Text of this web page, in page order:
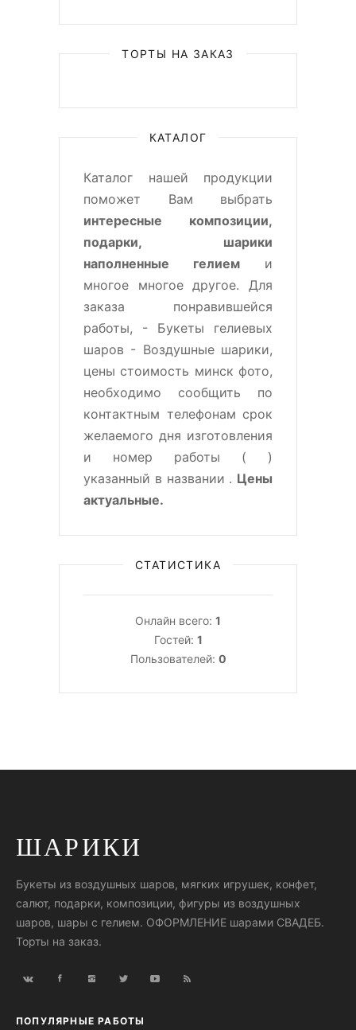
ТОРТЫ НА ЗАКАЗ
КАТАЛОГ
Каталог нашей продукции
поможет Вам выбрать
интересные композиции,
подарки, шарики
наполненные гелием и
многое многое другое. Для
заказа понравившейся
работы, - Букеты гелиевых
шаров - Воздушные шарики,
цены стоимость минск фото,
необходимо сообщить по
контактным телефонам срок
желаемого дня изготовления
и номер работы ( )
указанный в названии . Цены
актуальные.
СТАТИСТИКА
Онлайн всего: 1
Гостей: 1
Пользователей: 0
ШАРИКИ
Букеты из воздушных шаров, мягких игрушек, конфет,
салют, подарки, композиции, фигуры из воздушных
шаров, шары с гелием. ОФОРМЛЕНИЕ шарами СВАДЕБ.
Торты на заказ.
ПОПУЛЯРНЫЕ РАБОТЫ